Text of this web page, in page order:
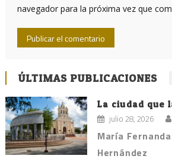
navegador para la próxima vez que
ÚLTIMAS PUBLICACIONES
La ciudad que
julio 28, 2026
María
Hernández